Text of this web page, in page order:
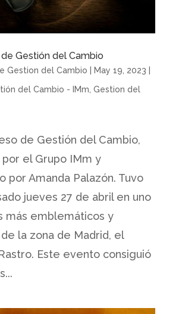
Gestión del Cambio
Gestion del Cambio | May 19, 2023 |
del Cambio - IMm Gestion del
de Gestión del Cambio,
el Grupo IMm y
por Amanda Palazón. Tuvo
jueves 27 de abril en uno
más emblemáticos y
la zona de Madrid, el
Este evento consiguió